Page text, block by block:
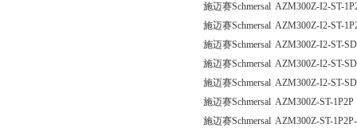
施迈赛Schmersal AZM300Z-I2-ST-
施迈赛Schmersal AZM300Z-I2-ST-
施迈赛Schmersal AZM300Z-I2-ST-
施迈赛Schmersal AZM300Z-I2-ST-
施迈赛Schmersal AZM300Z-I2-ST-
施迈赛Schmersal AZM300Z-ST-1P2P
施迈赛Schmersal AZM300Z-ST-